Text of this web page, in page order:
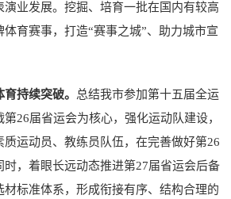
业发展。挖掘、培育一批在国内有较高
育赛事，打造“赛事之城”、助力城市宣
育持续突破。 总结我市参加第十五届全运
26届省运会为核心，强化运动队建设，
运动员、教练员队伍，在完善做好第26
时，着眼长远动态推进第27届省运会后备
材标准体系，形成衔接有序、结构合理的